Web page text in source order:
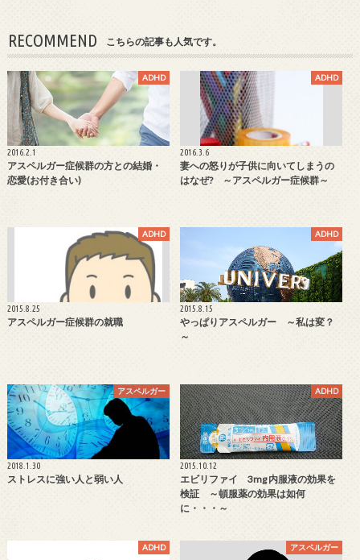
RECOMMEND こちらの記事も人気です。
ADHD
2016.2.1
アスペルガー症候群の方との結婚・
恋愛(お付き合い)
ADHD
2016.3.6
妻への怒りが子供に向いてしまうの
はなぜ? ～アスペルガー症候群～
ADHD
2015.8.25
アスペルガー症候群の就職
ADHD
2015.8.15
やっぱりアスペルガー ～私は変？
～
アスペルガー
2018.1.30
ストレスに強い人と弱い人
ADHD
2015.10.12
エビリファイ 3mg 内服液の効果を
検証 ～頓服薬の効果は如何
に・・・～
ADHD アスペルガー